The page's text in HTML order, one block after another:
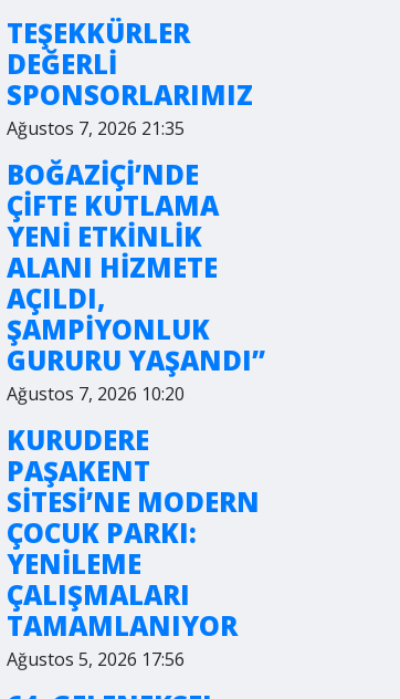
TEŞEKKÜRLER
DEĞERLİ
SPONSORLARIMIZ
Ağustos 7, 2026 21:35
BOĞAZİÇİ’NDE
ÇİFTE KUTLAMA
YENİ ETKİNLİK
ALANI HİZMETE
AÇILDI,
ŞAMPİYONLUK
GURURU YAŞANDI”
Ağustos 7, 2026 10:20
KURUDERE
PAŞAKENT
SİTESİ’NE MODERN
ÇOCUK PARKI:
YENİLEME
ÇALIŞMALARI
TAMAMLANIYOR
Ağustos 5, 2026 17:56